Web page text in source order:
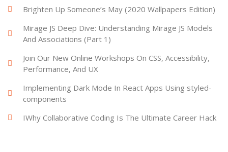
Brighten Up Someone’s May (2020 Wallpapers Edition)
Mirage JS Deep Dive: Understanding Mirage JS Models
And Associations (Part 1)
Join Our New Online Workshops On CSS, Accessibility,
Performance, And UX
Implementing Dark Mode In React Apps Using styled-
components
IWhy Collaborative Coding Is The Ultimate Career Hack